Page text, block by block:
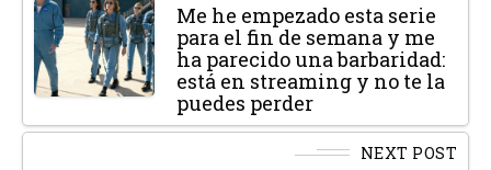
Me he empezado esta serie
para el fin de semana y me
ha parecido una barbaridad:
está en streaming y no te la
puedes perder
NEXT POST